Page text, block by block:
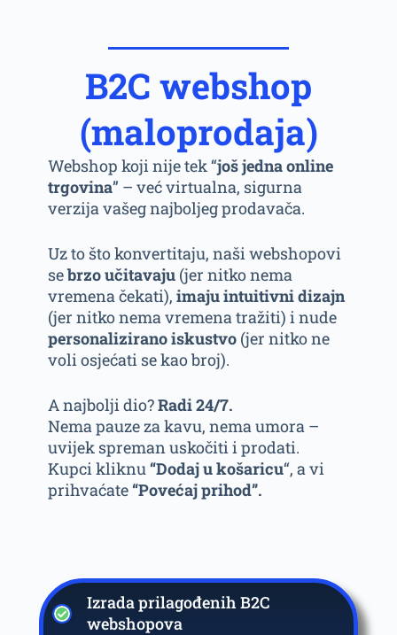
Izrada prilagođenih B2C
webshopova
B2C webshop
(maloprodaja)
Webshop koji nije tek “još jedna online
trgovina” – već virtualna, sigurna
verzija vašeg najboljeg prodavača.
Uz to što konvertitaju, naši webshopovi
sebrzo učitavaju (jer nitko nema
vremena čekati), imaju intuitivni dizajn
(jer nitko nema vremena tražiti) i nude
personalizirano iskustvo (jer nitko ne
voli osjećati se kao broj).
A najbolji dio?Radi 24/7.
Nema pauze za kavu, nema umora –
uvijek spreman uskočiti i prodati.
Kupci kliknu “Dodaj u košaricu“, a vi
prihvaćate “Povećaj prihod”.